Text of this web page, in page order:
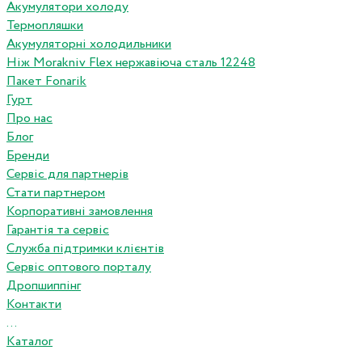
Акумулятори холоду
Термопляшки
Акумуляторні холодильники
Ніж Morakniv Flex нержавіюча сталь 12248
Пакет Fonarik
Гурт
Про нас
Блог
Бренди
Сервіс для партнерів
Стати партнером
Корпоративні замовлення
Гарантія та сервіс
Служба підтримки клієнтів
Сервіс оптового порталу
Дропшиппінг
Контакти
...
Каталог